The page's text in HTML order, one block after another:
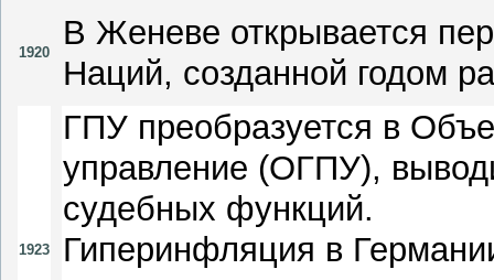
1920
В Женеве открывается
Наций, созданной годом
1923
ГПУ преобразуется в
управление (ОГПУ),
судебных функций.
Гиперинфляция в